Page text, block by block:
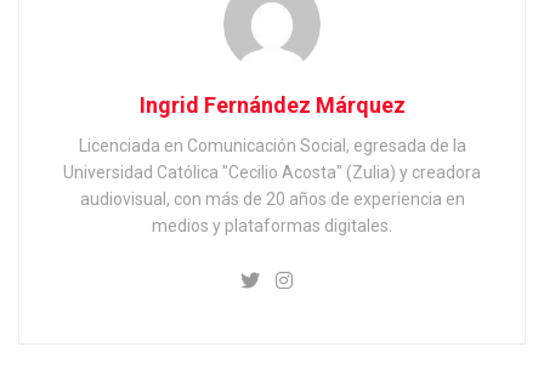
Ingrid Fernández Márquez
Licenciada en Comunicación Social, egresada de la
Universidad Católica "Cecilio Acosta" (Zulia) y creadora
audiovisual, con más de 20 años de experiencia en
medios y plataformas digitales.